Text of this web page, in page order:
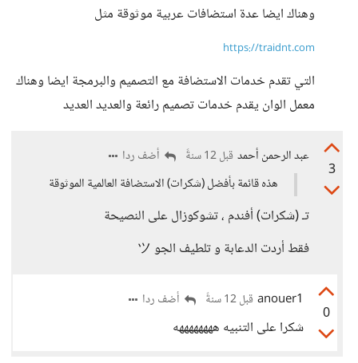
وهناك ايضا عدة استضافات عربية موثوقة مثل
https://traidnt.com
التي تقدم خدمات الاستضافة مع التصميم والبرمجة ايضا وهناك
معمل الوان يقدم خدمات تصميم رائعة والعديد العديد
3
عبد الرحمن أحمد قبل 12 سنةً
أضف ردا
هذه قائمة بأفضل (شكرات) الاستضافة العالمية الموثوقة
تـ (شكرات) أفندم ، تشوكوزال على النصيحة
فقط أردت الدعابة و تلطيف الجو ツ
0
anouer1 قبل 12 سنةً أضف ردا
شكرا على التنبيه ههههههههه